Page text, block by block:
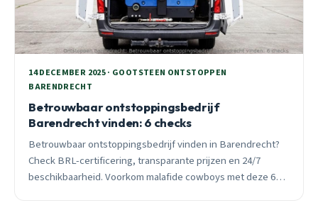
14 DECEMBER 2025 · GOOTSTEEN ONTSTOPPEN
BARENDRECHT
Betrouwbaar ontstoppingsbedrijf
Barendrecht vinden: 6 checks
Betrouwbaar ontstoppingsbedrijf vinden in Barendrecht?
Check BRL-certificering, transparante prijzen en 24/7
beschikbaarheid. Voorkom malafide cowboys met deze 6